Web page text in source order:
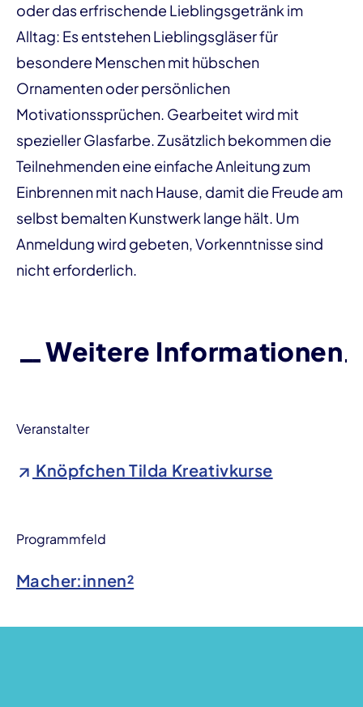
oder das erfrischende Lieblingsgetränk im
Alltag: Es entstehen Lieblingsgläser für
besondere Menschen mit hübschen
Ornamenten oder persönlichen
Motivationssprüchen. Gearbeitet wird mit
spezieller Glasfarbe. Zusätzlich bekommen die
Teilnehmenden eine einfache Anleitung zum
Einbrennen mit nach Hause, damit die Freude am
selbst bemalten Kunstwerk lange hält. Um
Anmeldung wird gebeten, Vorkenntnisse sind
nicht erforderlich.
Weitere Informationen
Veranstalter
Knöpfchen Tilda Kreativkurse
Programmfeld
Macher:innen²